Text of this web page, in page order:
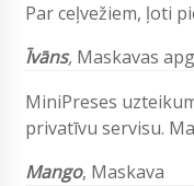
Par ceļvežiem, ļoti
Īvāns, Maskavas
MiniPreses
privatīvu servisu.
Mango, Maskava